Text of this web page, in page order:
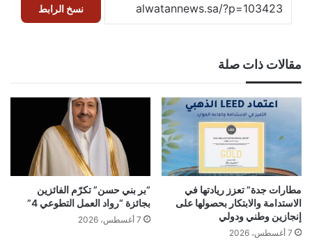
نسخ الرابط
مقالات ذات صلة
مطارات جدة” تعزز ريادتها في
الاستدامة والابتكار بحصولها على
إنجازين وطني ودولي
7 أغسطس، 2026
“بر بني حسن” تكرّم الفائزين
بجائزة “رواد العمل التطوعي 4”
7 أغسطس، 2026